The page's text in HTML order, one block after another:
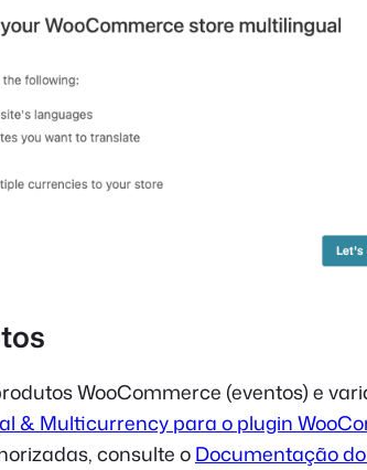
WooCommerce (eventos) e
& Multicurrency para o plugin
consulte o Documentação